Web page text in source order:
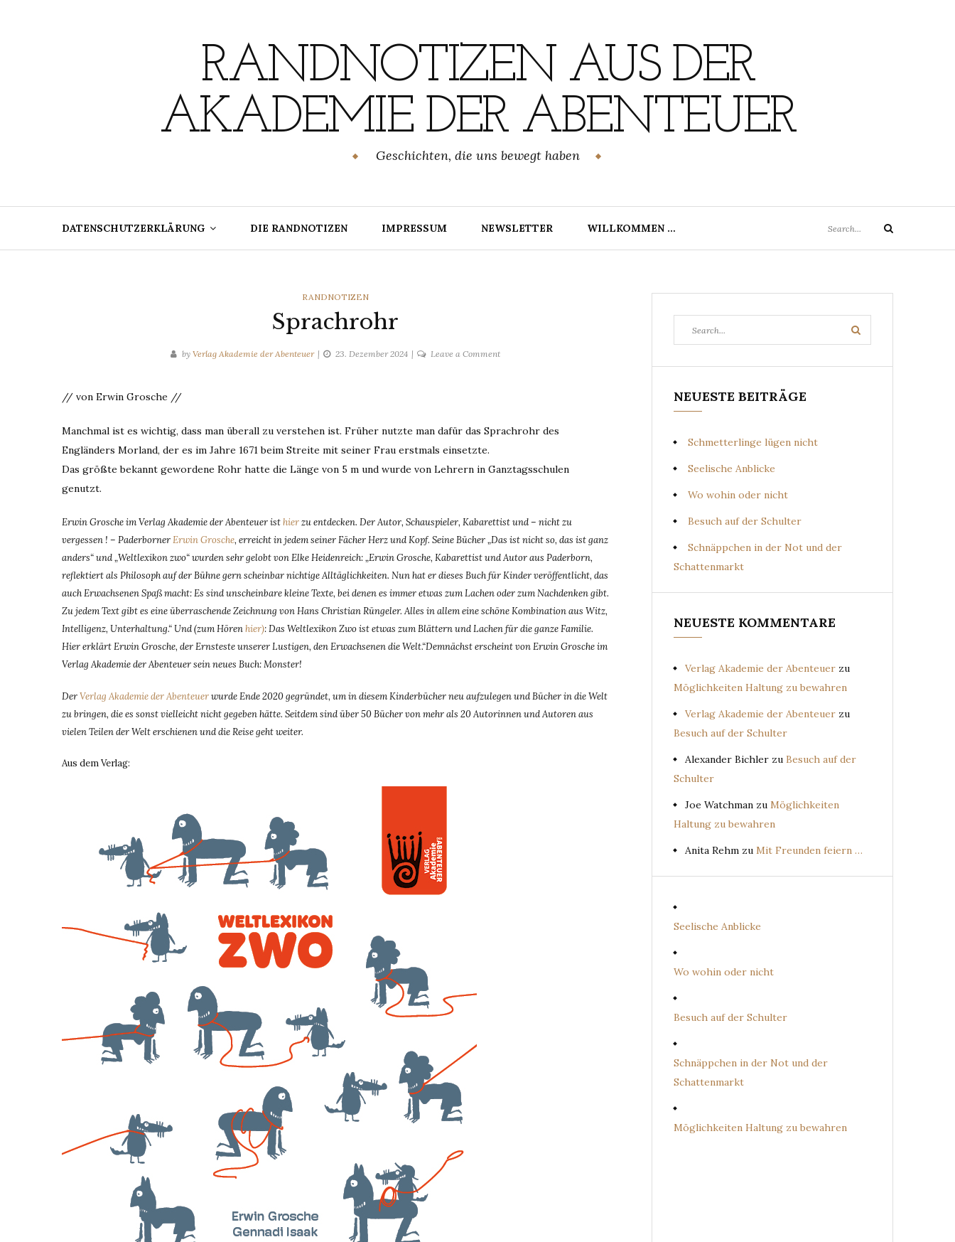
RANDNOTIZEN AUS DER
AKADEMIE DER ABENTEUER
Geschichten, die uns bewegt haben
DATENSCHUTZERKLÄRUNG DIE RANDNOTIZEN IMPRESSUM NEWSLETTER WILLKOMMEN …
for:
Search
CATEGORIES
RANDNOTIZEN
Sprachrohr
by Verlag Akademie der Abenteuer 23. Dezember 2024 Leave a Commenton
// von Erwin Grosche //
Manchmal ist es wichtig, dass man überall zu verstehen ist. Früher nutzte man dafür das Sprachrohr des
Engländers Morland, der es im Jahre 1671 beim Streite mit seiner Frau erstmals einsetzte.
Das größte bekannt gewordene Rohr hatte die Länge von 5 m und wurde von Lehrern in Ganztagsschulen
genutzt.
Erwin Grosche im Verlag Akademie der Abenteuer isthierzu entdecken. Der Autor, Schauspieler, Kabarettist und – nicht zu
vergessen ! – PaderbornerErwin Grosche, erreicht in jedem seiner Fächer Herz und Kopf. Seine Bücher „Das ist nicht so, das ist ganz
anders“ und „Weltlexikon zwo“ wurden sehr gelobt von Elke Heidenreich: „Erwin Grosche, Kabarettist und Autor aus Paderborn,
reflektiert als Philosoph auf der Bühne gern scheinbar nichtige Alltäglichkeiten. Nun hat er dieses Buch für Kinder veröffentlicht, das
auch Erwachsenen Spaß macht: Es sind unscheinbare kleine Texte, bei denen es immer etwas zum Lachen oder zum Nachdenken gibt.
Zu jedem Text gibt es eine überraschende Zeichnung von Hans Christian Rüngeler. Alles in allem eine schöne Kombination aus Witz,
Intelligenz, Unterhaltung.“ Und (zum Hörenhier): Das Weltlexikon Zwo ist etwas zum Blättern und Lachen für die ganze Familie.
Hier erklärt Erwin Grosche, der Ernsteste unserer Lustigen, den Erwachsenen die Welt.“Demnächst erscheint von Erwin Grosche im
Verlag Akademie der Abenteuer sein neues Buch: Monster!
DerVerlag Akademie der Abenteuerwurde Ende 2020 gegründet, um in diesem Kinderbücher neu aufzulegen und Bücher in die Welt
zu bringen, die es sonst vielleicht nicht gegeben hätte. Seitdem sind über 50 Bücher von mehr als 20 Autorinnen und Autoren aus
vielen Teilen der Welt erschienen und die Reise geht weiter.
Aus dem Verlag:
for:
Search
NEUESTE BEITRÄGE
Schmetterlinge lügen nicht
Seelische Anblicke
Wo wohin oder nicht
Besuch auf der Schulter
Schnäppchen in der Not und der
Schattenmarkt
NEUESTE KOMMENTARE
Verlag Akademie der Abenteuer zu
Möglichkeiten Haltung zu bewahren
Verlag Akademie der Abenteuer zu
Besuch auf der Schulter
Alexander Bichler zu Besuch auf der
Schulter
Joe Watchman zu Möglichkeiten
Haltung zu bewahren
Anita Rehm zu Mit Freunden feiern …
Seelische Anblicke
Wo wohin oder nicht
Besuch auf der Schulter
Schnäppchen in der Not und der
Schattenmarkt
Möglichkeiten Haltung zu bewahren